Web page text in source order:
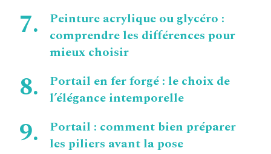
Peinture acrylique ou glycéro :
comprendre les différences pour
mieux choisir
Portail en fer forgé : le choix de
l’élégance intemporelle
Portail : comment bien préparer
les piliers avant la pose